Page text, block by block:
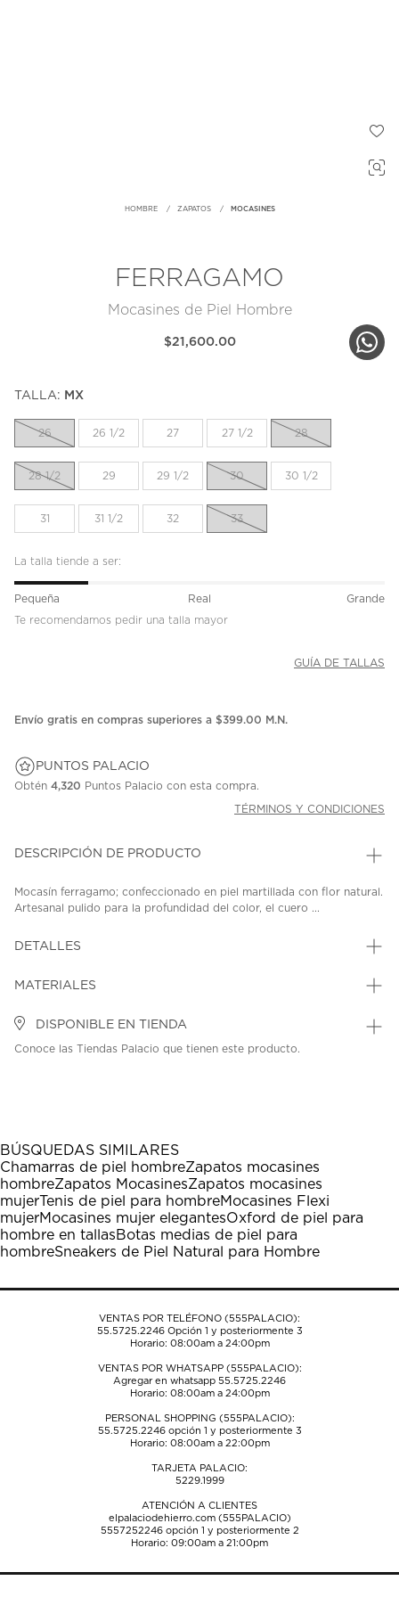
HOMBRE ZAPATOS MOCASINES
FERRAGAMO
Mocasines de Piel Hombre
$21,600.00
TALLA: MX
26 26 1/2 27 27 1/2 28
28 1/2 29 29 1/2 30 30 1/2
31 31 1/2 32 33
La talla tiende a ser:
Pequeña Real
Grande
Te recomendamos pedir una talla mayor
GUÍA DE TALLAS
Envío gratis en compras superiores a $399.00 M.N.
PUNTOS PALACIO
Obtén 4,320 Puntos Palacio con esta compra.
TÉRMINOS Y CONDICIONES
DESCRIPCIÓN DE PRODUCTO
Mocasín ferragamo; confeccionado en piel martillada con flor natural.
Artesanal pulido para la profundidad del color, el cuero ...
DETALLES
MATERIALES
DISPONIBLE EN TIENDA
Conoce las Tiendas Palacio que tienen este producto.
BÚSQUEDAS SIMILARES
Chamarras de piel hombreZapatos mocasines
hombreZapatos MocasinesZapatos mocasines
mujerTenis de piel para hombreMocasines Flexi
mujerMocasines mujer elegantesOxford de piel para
hombre en tallasBotas medias de piel para
hombreSneakers de Piel Natural para Hombre
VENTAS POR TELÉFONO (555PALACIO):
55.5725.2246Opción 1 y posteriormente 3
Horario: 08:00am a 24:00pm
VENTAS POR WHATSAPP (555PALACIO):
Agregar en whatsapp 55.5725.2246
Horario: 08:00am a 24:00pm
PERSONAL SHOPPING (555PALACIO):
55.5725.2246opción 1 y posteriormente 3
Horario: 08:00am a 22:00pm
TARJETA PALACIO:
5229.1999
ATENCIÓN A CLIENTES
elpalaciodehierro.com (555PALACIO)
5557252246opción 1 y posteriormente 2
Horario: 09:00am a 21:00pm